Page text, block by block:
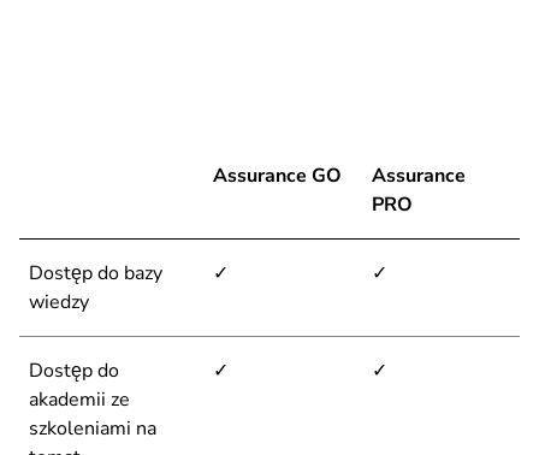
Assurance GO
Assurance
PRO
Dostęp do bazy
wiedzy
✓ ✓
Dostęp do
akademii ze
szkoleniami na
✓ ✓